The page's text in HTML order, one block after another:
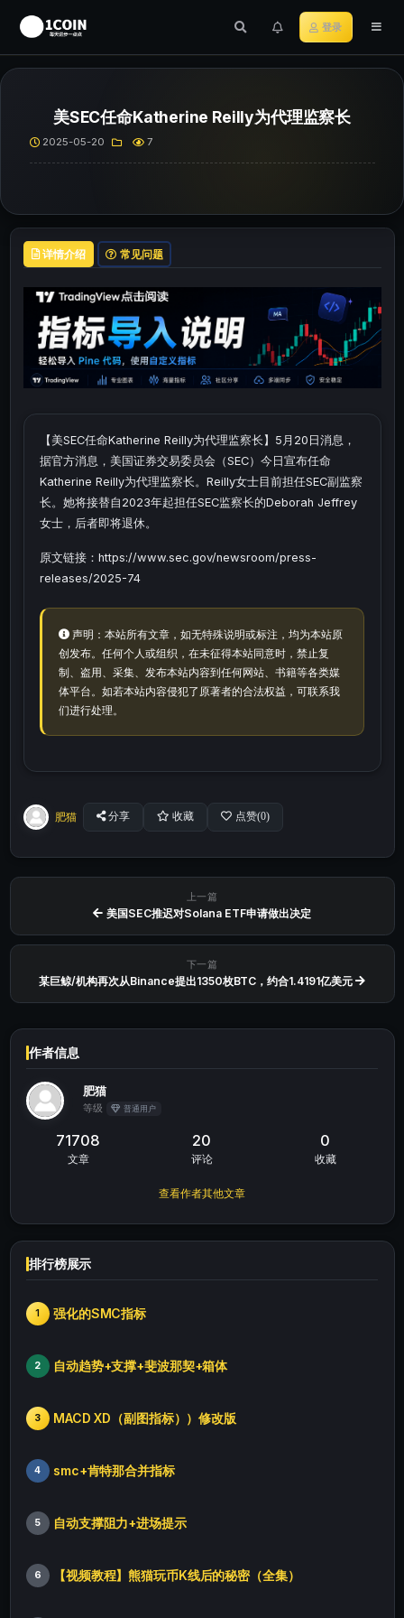
登录
美SEC任命Katherine Reilly为代理监察长
2025-05-20 7
详情介绍 常见问题
【美SEC任命Katherine Reilly为代理监察长】5月20日消息，
据官方消息，美国证券交易委员会（SEC）今日宣布任命
Katherine Reilly为代理监察长。Reilly女士目前担任SEC副监察
长。她将接替自2023年起担任SEC监察长的Deborah Jeffrey
女士，后者即将退休。
原文链接：https://www.sec.gov/newsroom/press-
releases/2025-74
声明：本站所有文章，如无特殊说明或标注，均为本站原
创发布。任何个人或组织，在未征得本站同意时，禁止复
制、盗用、采集、发布本站内容到任何网站、书籍等各类媒
体平台。如若本站内容侵犯了原著者的合法权益，可联系我
们进行处理。
肥猫 分享 收藏 点赞(0)
上一篇
美国SEC推迟对Solana ETF申请做出决定
下一篇
某巨鲸/机构再次从Binance提出1350枚BTC，约合1.4191亿美元
作者信息
肥猫
等级 普通用户
71708
文章
20
评论
0
收藏
查看作者其他文章
排行榜展示
1 强化的SMC指标
2 自动趋势+支撑+斐波那契+箱体
3 MACD XD（副图指标））修改版
4 smc+肯特那合并指标
5 自动支撑阻力+进场提示
6 【视频教程】熊猫玩币K线后的秘密（全集）